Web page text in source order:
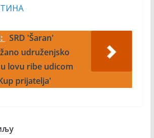
SRD 'Šaran'
udruženjsko
lovu ribe udicom
prijatelja'